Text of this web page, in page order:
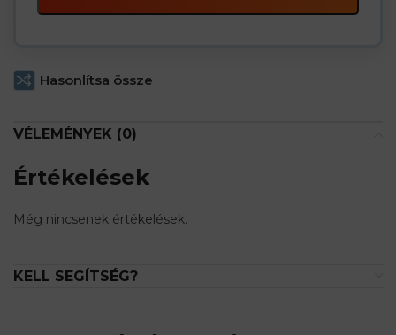
Hasonlítsa össze
VÉLEMÉNYEK (0)
Értékelések
Még nincsenek értékelések.
KELL SEGÍTSÉG?